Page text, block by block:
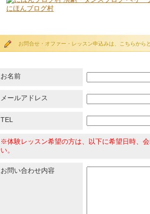
にほんブログ村
お問合せ・オファー・レッスン申込みは、こちらから
お名前
メールアドレス
TEL
※体験レッスン希望の方は、以下に希望日時、
い。
お問い合わせ内容